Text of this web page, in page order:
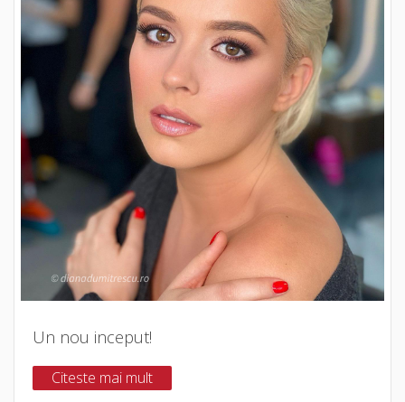
Un nou inceput!
Citeste mai mult